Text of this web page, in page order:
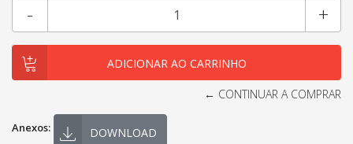
+
-
← CONTINUAR A COMPRAR
Anexos: DOWNLOAD